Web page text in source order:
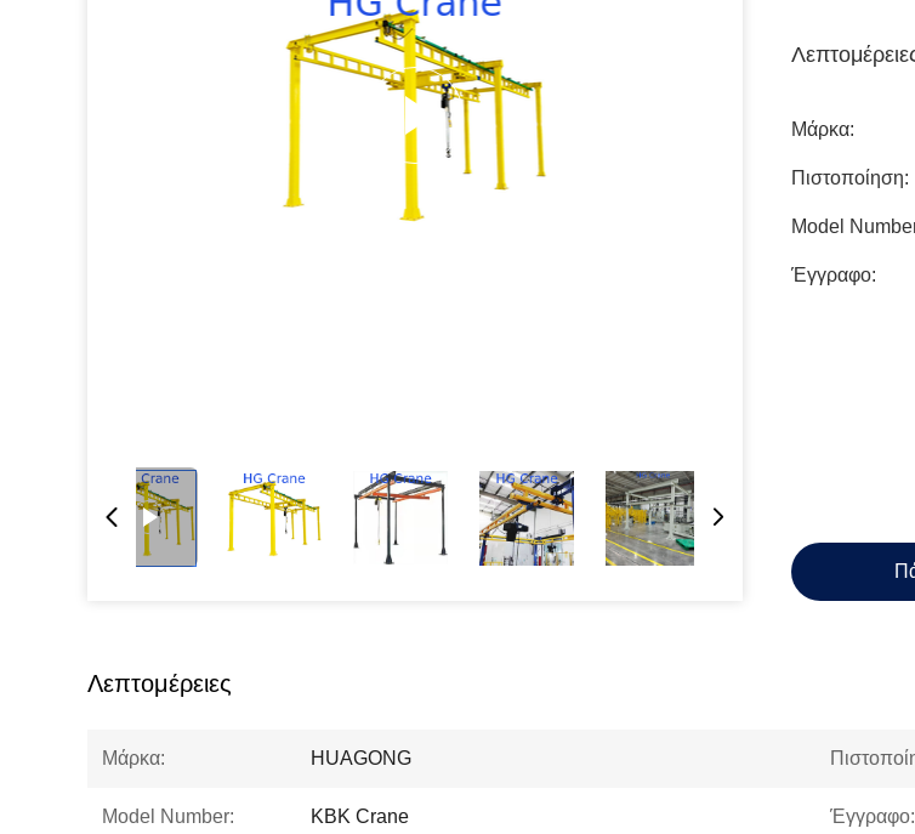
Μάρκα:
Πιστοποίηση:
Model
Έγγραφο:
Λεπτομέρειες
Μάρκα: HUAGONG
Model Number: KBK Crane Έγγραφο: